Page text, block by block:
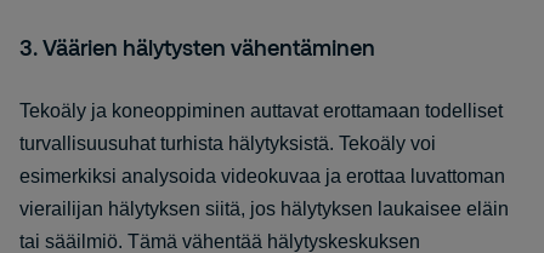
3. Väärien hälytysten vähentäminen
Tekoäly ja koneoppiminen auttavat erottamaan todelliset
turvallisuusuhat turhista hälytyksistä. Tekoäly voi
esimerkiksi analysoida videokuvaa ja erottaa luvattoman
vierailijan hälytyksen siitä, jos hälytyksen laukaisee eläin
tai sääilmiö. Tämä vähentää hälytyskeskuksen